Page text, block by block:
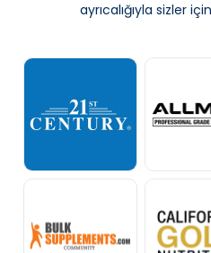
ayrıcalığıyla sizler